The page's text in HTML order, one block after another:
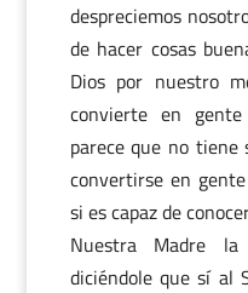
despreciemos
de hacer cosas
Dios por nuestro
convierte en
parece que no tiene
convertirse en
si es capaz de
Nuestra Madre
diciéndole que sí al